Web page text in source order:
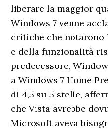
liberare la maggior
Windows 7 venne
critiche che notarono
e della funzionalità
predecessore,
a Windows 7 Home
di 4,5 su 5 stelle,
che Vista avrebbe
Microsoft aveva